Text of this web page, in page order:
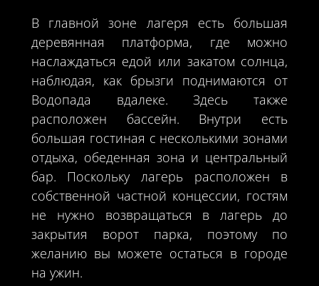
В главной зоне лагеря есть большая
деревянная платформа, где можно
наслаждаться едой или закатом солнца,
наблюдая, как брызги поднимаются от
Водопада вдалеке. Здесь также
расположен бассейн. Внутри есть
большая гостиная с несколькими зонами
отдыха, обеденная зона и центральный
бар. Поскольку лагерь расположен в
собственной частной концессии, гостям
не нужно возвращаться в лагерь до
закрытия ворот парка, поэтому по
желанию вы можете остаться в городе
на ужин.